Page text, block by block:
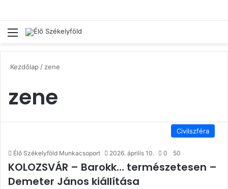
Menü
Kezdőlap / zene
zene
Civilszféra
Élő Székelyföld Munkacsoport 2026. április 10. 0 50
KOLOZSVÁR – Barokk… természetesen –
Demeter János kiállítása